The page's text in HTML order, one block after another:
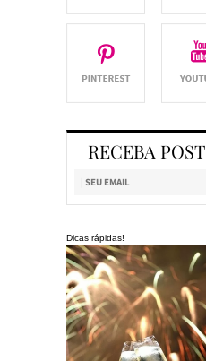
RECEBA
Dicas rápidas!